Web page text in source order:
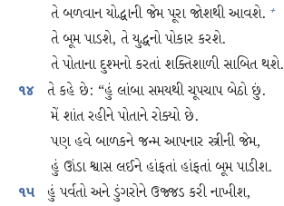
તે બળવાન યોદ્ધાની જેમ પૂરા જોશથી આવશે. +
તે બૂમ પાડશે, તે યુદ્ધનો પોકાર કરશે.
તે પોતાના દુશ્મનો કરતાં શક્તિશાળી સાબિત થશે.
૧૪
તે કહે છે: “હું લાંબા સમયથી ચૂપચાપ બેઠો છું.
મેં શાંત રહીને પોતાને રોક્યો છે.
પણ હવે બાળકને જન્મ આપનાર સ્ત્રીની જેમ,
હું ઊંડા શ્વાસ લઈને હાંફતાં હાંફતાં બૂમ પાડીશ.
૧૫
હું પર્વતો અને ડુંગરોને ઉજ્જડ કરી નાખીશ,